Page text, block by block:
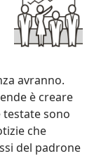
avranno.
è creare
sono
che
del padrone